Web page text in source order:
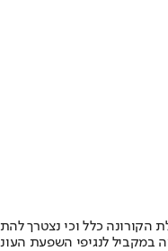
הקורונה כלל וכי נצטרך
במקביל לנגיפי השפעת